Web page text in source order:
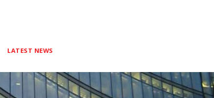
LATEST NEWS